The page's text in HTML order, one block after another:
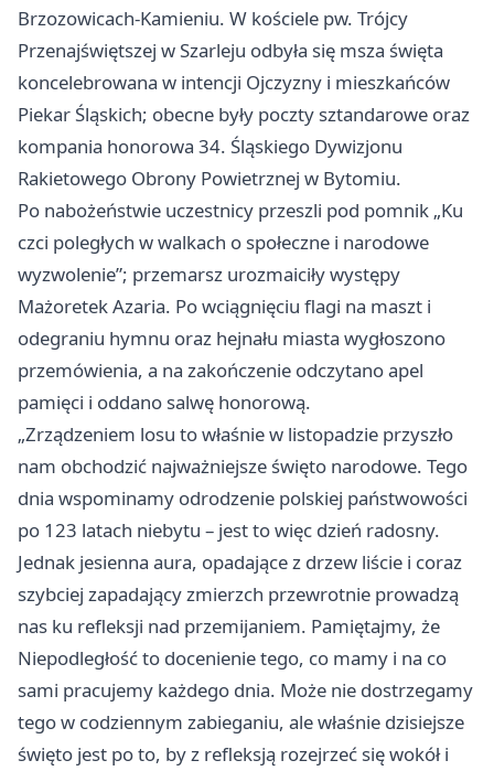
Brzozowicach‑Kamieniu. W kościele pw. Trójcy
Przenajświętszej w Szarleju odbyła się msza święta
koncelebrowana w intencji Ojczyzny i mieszkańców
Piekar Śląskich; obecne były poczty sztandarowe oraz
kompania honorowa 34. Śląskiego Dywizjonu
Rakietowego Obrony Powietrznej w Bytomiu.
Po nabożeństwie uczestnicy przeszli pod pomnik „Ku
czci poległych w walkach o społeczne i narodowe
wyzwolenie”; przemarsz urozmaiciły występy
Mażoretek Azaria. Po wciągnięciu flagi na maszt i
odegraniu hymnu oraz hejnału miasta wygłoszono
przemówienia, a na zakończenie odczytano apel
pamięci i oddano salwę honorową.
„Zrządzeniem losu to właśnie w listopadzie przyszło
nam obchodzić najważniejsze święto narodowe. Tego
dnia wspominamy odrodzenie polskiej państwowości
po 123 latach niebytu – jest to więc dzień radosny.
Jednak jesienna aura, opadające z drzew liście i coraz
szybciej zapadający zmierzch przewrotnie prowadzą
nas ku refleksji nad przemijaniem. Pamiętajmy, że
Niepodległość to docenienie tego, co mamy i na co
sami pracujemy każdego dnia. Może nie dostrzegamy
tego w codziennym zabieganiu, ale właśnie dzisiejsze
święto jest po to, by z refleksją rozejrzeć się wokół i